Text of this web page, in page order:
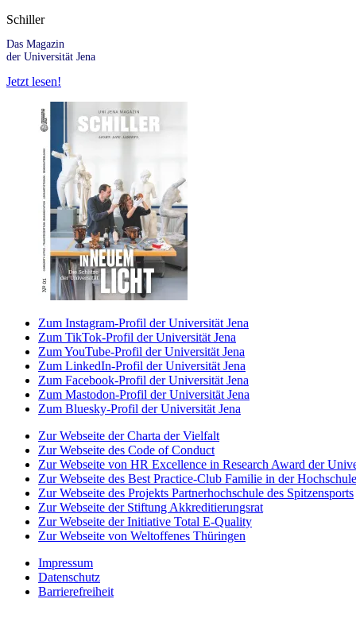
Schiller
Das Magazin
der Universität Jena
Jetzt lesen!
Zum Instagram-Profil der Universität Jena
Zum TikTok-Profil der Universität Jena
Zum YouTube-Profil der Universität Jena
Zum LinkedIn-Profil der Universität Jena
Zum Facebook-Profil der Universität Jena
Zum Mastodon-Profil der Universität Jena
Zum Bluesky-Profil der Universität Jena
Zur Webseite der Charta der Vielfalt
Zur Webseite des Code of Conduct
Zur Webseite von HR Excellence in Research Award der
Zur Webseite des Best Practice-Club Familie in der Hochschule
Zur Webseite des Projekts Partnerhochschule des Spitzensports
Zur Webseite der Stiftung Akkreditierungsrat
Zur Webseite der Initiative Total E-Quality
Zur Webseite von Weltoffenes Thüringen
Impressum
Datenschutz
Barrierefreiheit